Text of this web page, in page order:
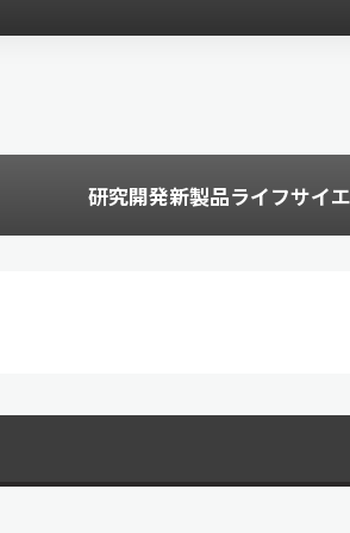
研究開発新製品ライフサイ